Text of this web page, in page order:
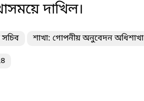
দাখিল।
শাখা: গোপনীয় অনুবেদন অধিশাখা